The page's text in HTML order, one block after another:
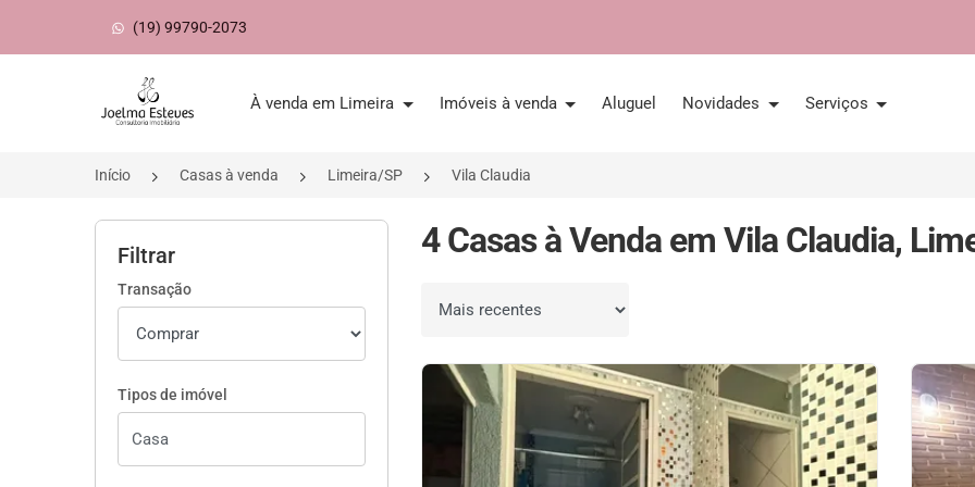
(19) 99790-2073
Página inicial
À venda em Limeira Imóveis à venda Aluguel Novidades Serviços
Início Casas à venda Limeira/SP Vila Claudia
Filtrar
Transação
Tipos de imóvel
4 Casas à Venda em Vila Claudia,
Ordenar por